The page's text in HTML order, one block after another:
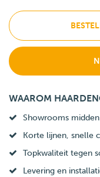
WAAROM
Showrooms
Korte lijnen, snelle
Topkwaliteit tegen
Levering en